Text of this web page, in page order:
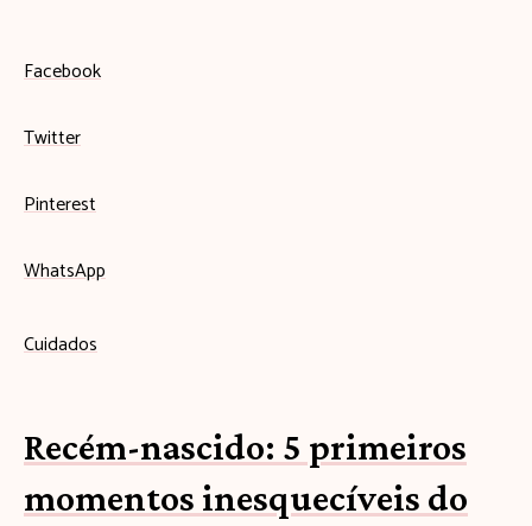
Facebook
Twitter
Pinterest
WhatsApp
Cuidados
Recém-nascido: 5 primeiros
momentos inesquecíveis do